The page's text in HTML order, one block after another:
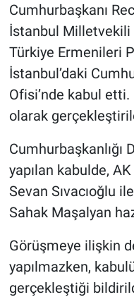
Cumhurbaşkanı
İstanbul Milletvekili
Türkiye Ermenileri
İstanbul’daki
Ofisi’nde kabul etti.
olarak
Cumhurbaşkanlığı
yapılan kabulde,
Sevan Sıvacıoğlu
Sahak Maşalyan
Görüşmeye ilişkin
yapılmazken,
gerçekleştiği